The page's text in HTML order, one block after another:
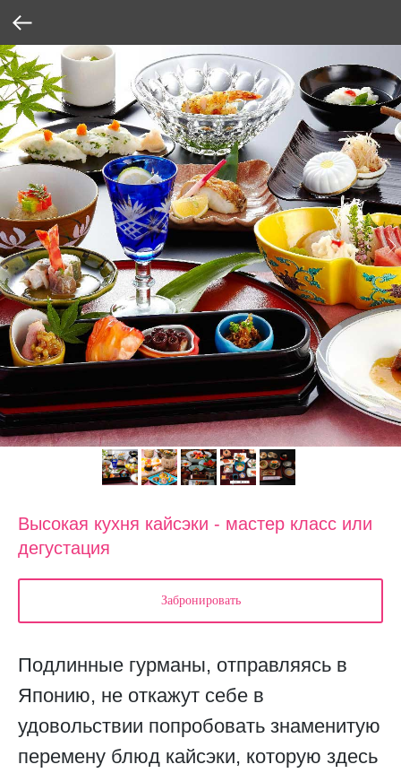
Высокая кухня кайсэки - мастер класс или
дегустация
Забронировать
Подлинные гурманы, отправляясь в
Японию, не откажут себе в
удовольствии попробовать знаменитую
перемену блюд кайсэки, которую здесь